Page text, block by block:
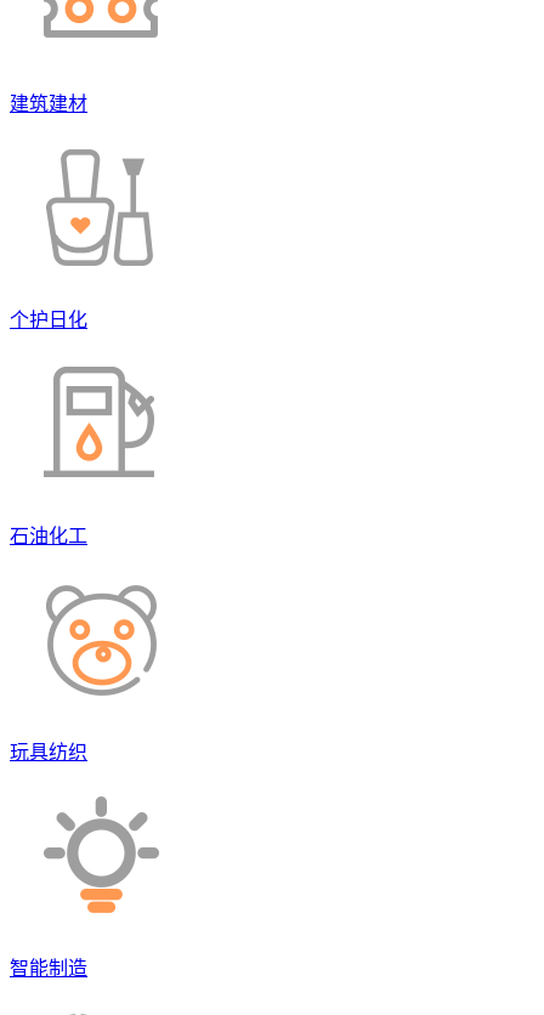
建筑建材
个护日化
石油化工
玩具纺织
智能制造